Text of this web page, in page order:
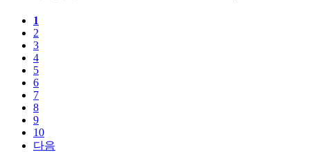
1
2
3
4
5
6
7
8
9
10
다음